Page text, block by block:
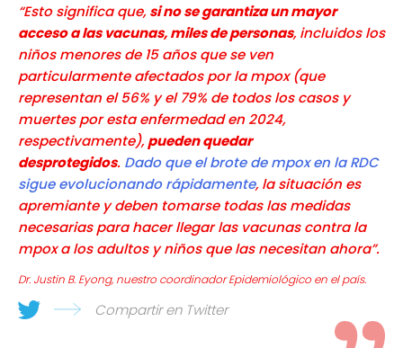
“Esto significa que,si no se garantiza un mayor
acceso a las vacunas, miles de personas, incluidos los
niños menores de 15 años que se ven
particularmente afectados por la mpox (que
representan el 56% y el 79% de todos los casos y
muertes por esta enfermedad en 2024,
respectivamente),pueden quedar
desprotegidos. Dado que el brote de mpox en la RDC
sigue evolucionando rápidamente, la situación es
apremiante y deben tomarse todas las medidas
necesarias para hacer llegar las vacunas contra la
mpox a los adultos y niños que las necesitan ahora”.
Dr. Justin B. Eyong, nuestro coordinador Epidemiológico en el país.
Compartir en Twitter